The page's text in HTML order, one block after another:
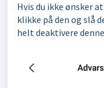
Hvis du ikke ønsker
klikke på den og slå
helt deaktivere